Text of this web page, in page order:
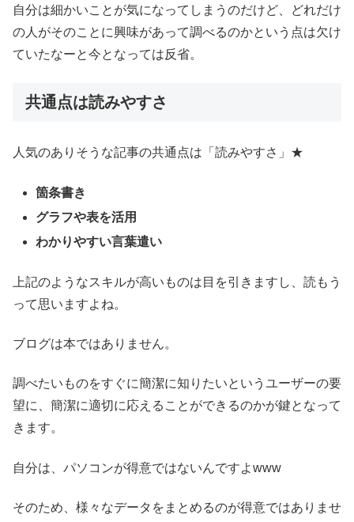
自分は細かいことが気になってしまうのだけど、どれだけ
の人がそのことに興味があって調べるのかという点は欠け
ていたなーと今となっては反省。
共通点は読みやすさ
人気のありそうな記事の共通点は「読みやすさ」★
箇条書き
グラフや表を活用
わかりやすい言葉遣い
上記のようなスキルが高いものは目を引きますし、読もう
って思いますよね。
ブログは本ではありません。
調べたいものをすぐに簡潔に知りたいというユーザーの要
望に、簡潔に適切に応えることができるのかが鍵となって
きます。
自分は、パソコンが得意ではないんですよwww
そのため、様々なデータをまとめるのが得意ではありませ